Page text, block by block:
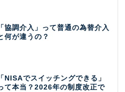
「協調介入」って普通の為替介入
何が違うの？
「NISAでスイッチングできる」
て本当？2026年の制度改正で